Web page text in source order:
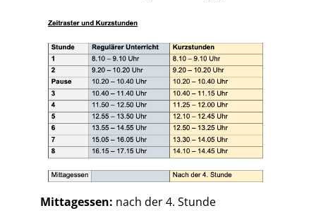
Mittagessen: nach der 4. Stunde